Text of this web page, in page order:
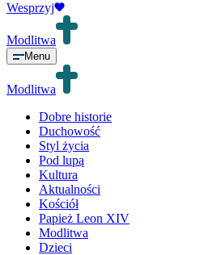
Wesprzyj
Modlitwa
Menu
Modlitwa
Dobre historie
Duchowość
Styl życia
Pod lupą
Kultura
Aktualności
Kościół
Papież Leon XIV
Modlitwa
Dzieci